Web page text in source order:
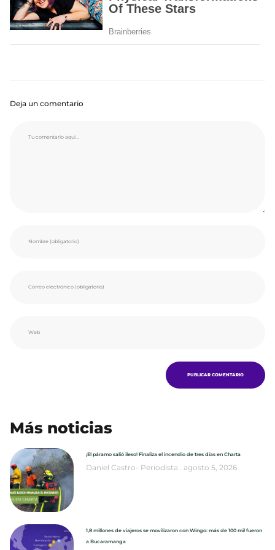
Deja un comentario
Más noticias
¡El páramo salió ileso! Finaliza el incendio de tres días en Charta
Daniel Castro- Periodista agosto 5, 2026
1,8 millones de viajeros se movilizaron con Wingo: más de 100 mil fueron
a Bucaramanga